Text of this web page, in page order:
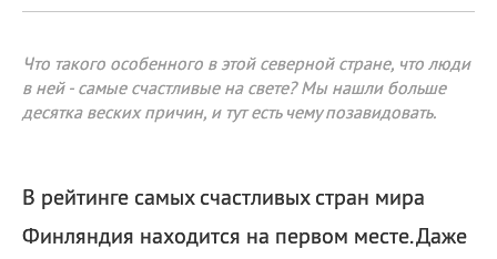
Что такого особенного в этой северной стране, что люди
в ней - самые счастливые на свете? Мы нашли больше
десятка веских причин, и тут есть чему позавидовать.
В рейтинге самых счастливых стран мира
Финляндия находится на первом месте. Даже